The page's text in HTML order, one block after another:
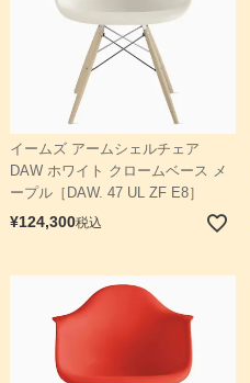
イームズ アームシェルチェア
DAW ホワイト クロームベース メ
ープル［DAW. 47 UL ZF E8］
¥124,300税込